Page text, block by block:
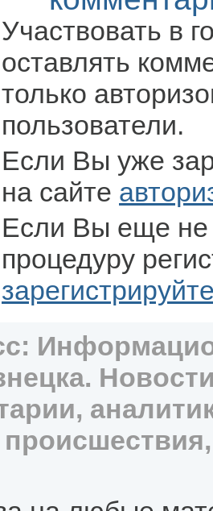
Участвовать в
оставлять
только
пользователи.
Если Вы уже
на сайте
Если Вы еще не
процедуру